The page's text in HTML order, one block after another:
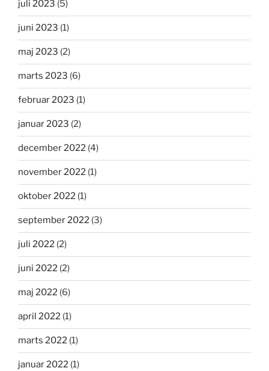
juli 2023 (5)
juni 2023 (1)
maj 2023 (2)
marts 2023 (6)
februar 2023 (1)
januar 2023 (2)
december 2022 (4)
november 2022 (1)
oktober 2022 (1)
september 2022 (3)
juli 2022 (2)
juni 2022 (2)
maj 2022 (6)
april 2022 (1)
marts 2022 (1)
januar 2022 (1)